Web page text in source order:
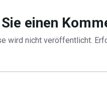
einen
wird nicht veröffentlicht.